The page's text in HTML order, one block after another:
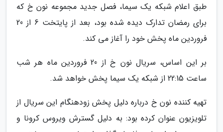
طبق اعلام شبکه یک سیما، فصل جدید مجموعه نون خ که
برای رمضان تدارک دیده شده بود، بعد از پایتخت 6 از 20
فروردین ماه پخش خود را آغاز می کند.
بر این اساس، سریال نون خ از 20 فروردین ماه هر شب
ساعت 22:15 از شبکه یک سیما پخش خواهد شد.
تهیه کننده نون خ درباره دلیل پخش زودهنگام این سریال از
تلویزیون عنوان کرده بود: به دلیل گسترش ویروس کرونا و